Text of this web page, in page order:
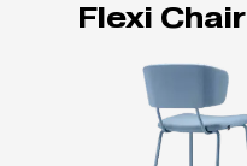
Flexi Chair